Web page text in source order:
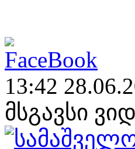
13:42
მსგავსი